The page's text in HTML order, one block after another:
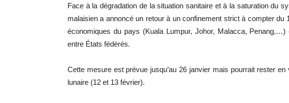
Face à la dégradation de la situation sanitaire et à la saturation du
malaisien a annoncé un retour à un confinement strict à compter du
économiques du pays (Kuala Lumpur, Johor, Malacca,
entre États fédérés.
Cette mesure est prévue jusqu’au 26 janvier mais pourrait rester en
lunaire (12 et 13 février).